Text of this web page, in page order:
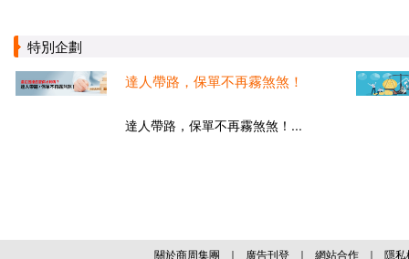
特別企劃
達人帶路，保單不再霧煞煞！
達人帶路，保單不再霧煞煞！...
關於商周集團 ｜ 廣告刊登 ｜ 網站合作 ｜ 隱私